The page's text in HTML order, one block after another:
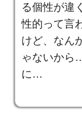
る個性が違
性的って言
けど、なん
ゃないから
に…